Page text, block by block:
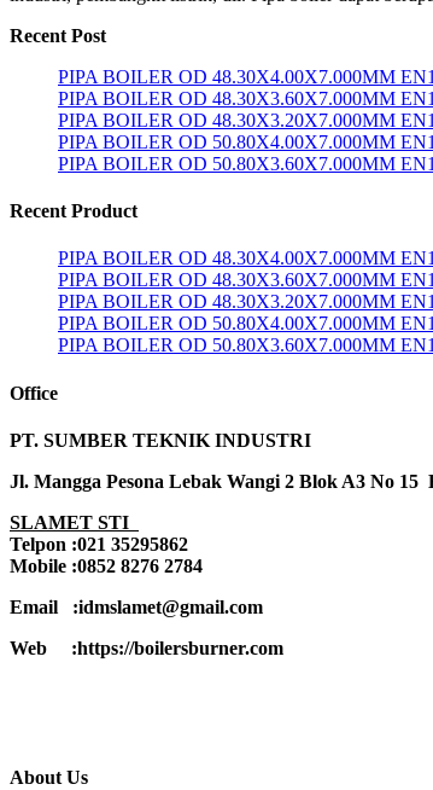
Recent Post
PIPA BOILER OD 48.30X4.00X7.000MM
PIPA BOILER OD 48.30X3.60X7.000MM
PIPA BOILER OD 48.30X3.20X7.000MM
PIPA BOILER OD 50.80X4.00X7.000MM
PIPA BOILER OD 50.80X3.60X7.000MM
Recent Product
PIPA BOILER OD 48.30X4.00X7.000MM
PIPA BOILER OD 48.30X3.60X7.000MM
PIPA BOILER OD 48.30X3.20X7.000MM
PIPA BOILER OD 50.80X4.00X7.000MM
PIPA BOILER OD 50.80X3.60X7.000MM
Office
PT. SUMBER TEKNIK INDUSTRI
Jl. Mangga Pesona Lebak Wangi 2 Blok A3 No 15
SLAMET STI
Telpon :021 35295862
Mobile :0852 8276 2784
Email :idmslamet@gmail.com
Web :https://boilersburner.com
About Us